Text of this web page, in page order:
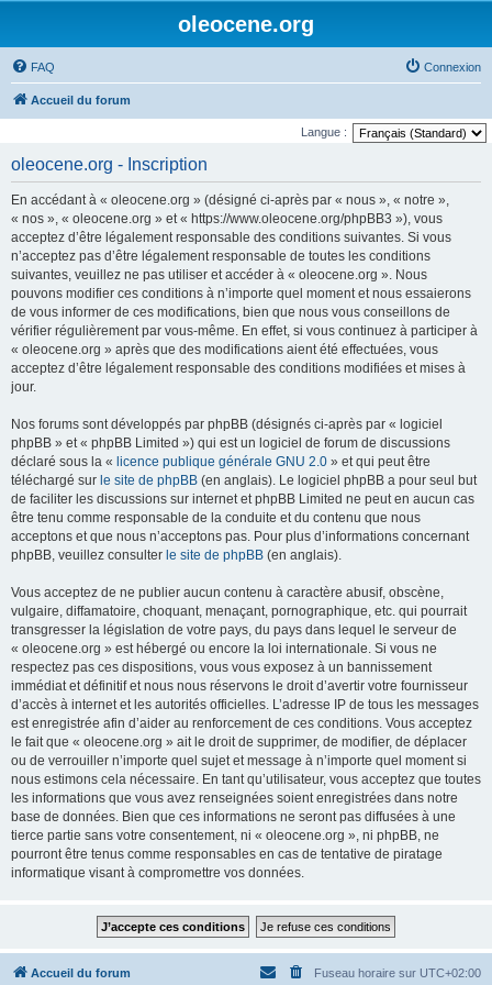
oleocene.org
FAQ Connexion
Accueil du forum
Langue :
oleocene.org - Inscription
En accédant à « oleocene.org » (désigné ci-après par « nous », « notre »,
« nos », « oleocene.org » et « https://www.oleocene.org/phpBB3 »), vous
acceptez d’être légalement responsable des conditions suivantes. Si vous
n’acceptez pas d’être légalement responsable de toutes les conditions
suivantes, veuillez ne pas utiliser et accéder à « oleocene.org ». Nous
pouvons modifier ces conditions à n’importe quel moment et nous essaierons
de vous informer de ces modifications, bien que nous vous conseillons de
vérifier régulièrement par vous-même. En effet, si vous continuez à participer à
« oleocene.org » après que des modifications aient été effectuées, vous
acceptez d’être légalement responsable des conditions modifiées et mises à
jour.
Nos forums sont développés par phpBB (désignés ci-après par « logiciel
phpBB » et « phpBB Limited ») qui est un logiciel de forum de discussions
déclaré sous la « licence publique générale GNU 2.0 » et qui peut être
téléchargé sur le site de phpBB (en anglais). Le logiciel phpBB a pour seul but
de faciliter les discussions sur internet et phpBB Limited ne peut en aucun cas
être tenu comme responsable de la conduite et du contenu que nous
acceptons et que nous n’acceptons pas. Pour plus d’informations concernant
phpBB, veuillez consulter le site de phpBB (en anglais).
Vous acceptez de ne publier aucun contenu à caractère abusif, obscène,
vulgaire, diffamatoire, choquant, menaçant, pornographique, etc. qui pourrait
transgresser la législation de votre pays, du pays dans lequel le serveur de
« oleocene.org » est hébergé ou encore la loi internationale. Si vous ne
respectez pas ces dispositions, vous vous exposez à un bannissement
immédiat et définitif et nous nous réservons le droit d’avertir votre fournisseur
d’accès à internet et les autorités officielles. L’adresse IP de tous les messages
est enregistrée afin d’aider au renforcement de ces conditions. Vous acceptez
le fait que « oleocene.org » ait le droit de supprimer, de modifier, de déplacer
ou de verrouiller n’importe quel sujet et message à n’importe quel moment si
nous estimons cela nécessaire. En tant qu’utilisateur, vous acceptez que toutes
les informations que vous avez renseignées soient enregistrées dans notre
base de données. Bien que ces informations ne seront pas diffusées à une
tierce partie sans votre consentement, ni « oleocene.org », ni phpBB, ne
pourront être tenus comme responsables en cas de tentative de piratage
informatique visant à compromettre vos données.
Accueil du forum Fuseau horaire sur UTC+02:00